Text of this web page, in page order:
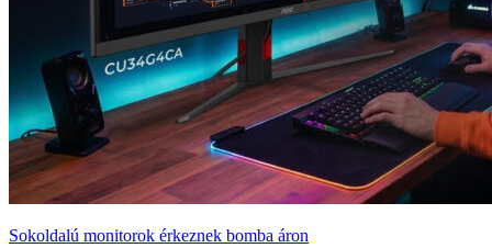
Sokoldalú monitorok érkeznek bomba áron